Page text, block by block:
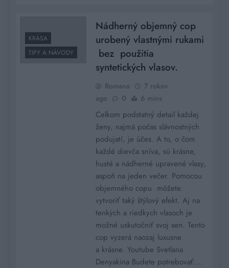
KRÁSA
TIPY A NÁVODY
Nádherný objemný cop
urobený vlastnými rukami
bez použitia
syntetických vlasov.
Romana
7 rokov
ago
0 6 mins
Celkom podstatný detail každej
ženy, najmä počas slávnostných
podujatí, je účes. A to, o čom
každé dievča sníva, sú krásne,
husté a nádherné upravené vlasy,
aspoň na jeden večer. Pomocou
objemného copu môžete
vytvoriť taký štýlový efekt. Aj na
tenkých a riedkych vlasoch je
možné uskutočniť svoj sen. Tento
cop vyzerá naozaj luxusne
a krásne. Youtube Svetlana
Denyakina Budete potrebovať:…